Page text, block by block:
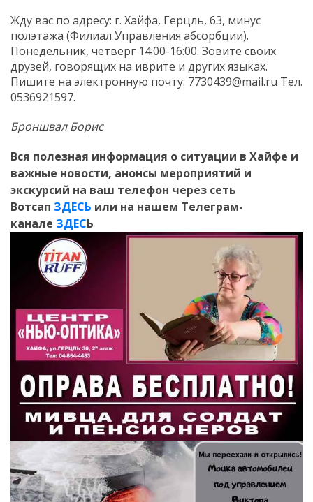
Жду вас по адресу: г. Хайфа, Герцль, 63, минус
полэтажа (Филиал Управления абсорбции).
Понедельник, четверг 14:00-16:00. Зовите своих
друзей, говорящих на иврите и других языках.
Пишите на электронную почту: 7730439@mail.ru Тел.
0536921597.
Броншвал Борис
Вся полезная информация о ситуации в Хайфе и
важные новости, анонсы мероприятий и
экскурсий на ваш телефон через сеть
Вотсап ЗДЕСЬ или на нашем Телеграм-
канале ЗДЕСЬ